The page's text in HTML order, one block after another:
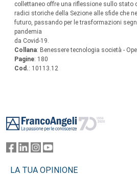
collettaneo offre una riflessione sullo stato
radici storiche della Sezione alle sfide che
futuro, passando per le trasformazioni
pandemia
da Covid-19.
Collana: Benessere tecnologia società -
Pagine: 180
Cod.: 10113.12
LA TUA OPINIONE